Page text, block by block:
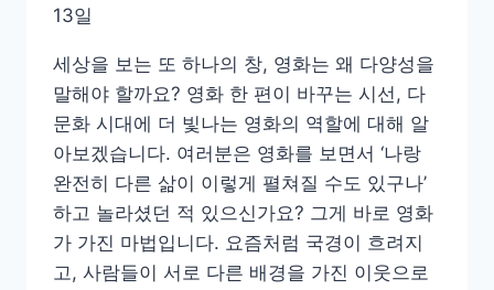
13일
세상을 보는 또 하나의 창, 영화는 왜 다양성을
말해야 할까요? 영화 한 편이 바꾸는 시선, 다
문화 시대에 더 빛나는 영화의 역할에 대해 알
아보겠습니다. 여러분은 영화를 보면서 ‘나랑
완전히 다른 삶이 이렇게 펼쳐질 수도 있구나’
하고 놀라셨던 적 있으신가요? 그게 바로 영화
가 가진 마법입니다. 요즘처럼 국경이 흐려지
고, 사람들이 서로 다른 배경을 가진 이웃으로